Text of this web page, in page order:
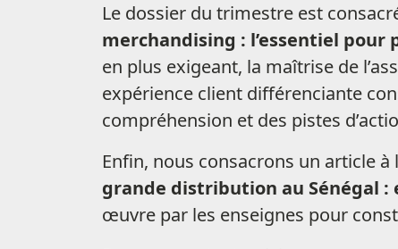
Le dossier du trimestre est
merchandising : l’essentiel
en plus exigeant, la maîtrise de
expérience client différenciante
compréhension et des pistes
Enfin, nous consacrons un article
grande distribution au Sénégal
œuvre par les enseignes pour